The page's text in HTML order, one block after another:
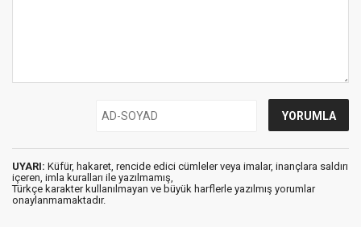
UYARI: Küfür, hakaret, rencide edici cümleler veya imalar, inançlara saldırı
içeren, imla kuralları ile yazılmamış,
Türkçe karakter kullanılmayan ve büyük harflerle yazılmış yorumlar
onaylanmamaktadır.